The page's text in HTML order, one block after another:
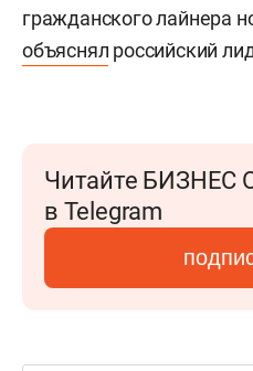
гражданского лайнера
объяснял российский
Читайте БИЗНЕС
в Telegram